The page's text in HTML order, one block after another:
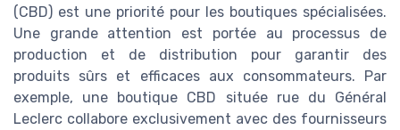
(CBD) est une priorité pour les boutiques spécialisées.
Une grande attention est portée au processus de
production et de distribution pour garantir des
produits sûrs et efficaces aux consommateurs. Par
exemple, une boutique CBD située rue du Général
Leclerc collabore exclusivement avec des fournisseurs